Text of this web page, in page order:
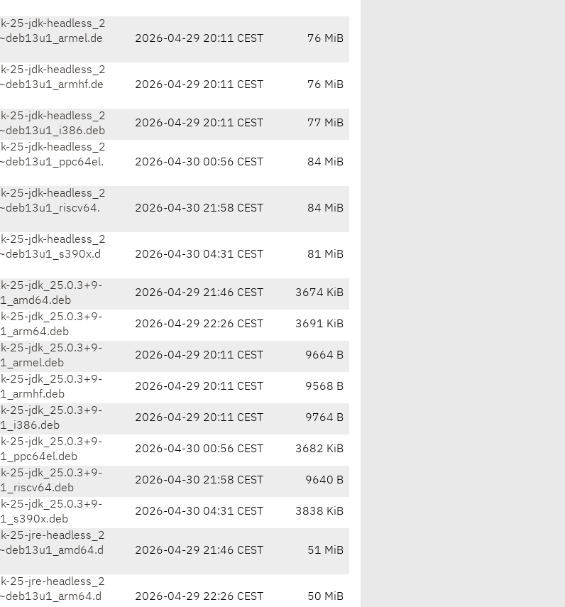
25-jdk-headless_2
2026-04-29 20:11 CEST 76 MiB
25-jdk-headless_2
2026-04-29 20:11 CEST 76 MiB
25-jdk-headless_2
2026-04-29 20:11 CEST 77 MiB
25-jdk-headless_2
2026-04-30 00:56 CEST 84 MiB
25-jdk-headless_2
2026-04-30 21:58 CEST 84 MiB
25-jdk-headless_2
2026-04-30 04:31 CEST 81 MiB
25-jdk_25.0.3+9-
2026-04-29 21:46 CEST 3674 KiB
25-jdk_25.0.3+9-
2026-04-29 22:26 CEST 3691 KiB
25-jdk_25.0.3+9-
2026-04-29 20:11 CEST 9664 B
25-jdk_25.0.3+9-
2026-04-29 20:11 CEST 9568 B
25-jdk_25.0.3+9-
2026-04-29 20:11 CEST 9764 B
25-jdk_25.0.3+9-
2026-04-30 00:56 CEST 3682 KiB
25-jdk_25.0.3+9-
2026-04-30 21:58 CEST 9640 B
25-jdk_25.0.3+9-
2026-04-30 04:31 CEST 3838 KiB
25-jre-headless_2
2026-04-29 21:46 CEST 51 MiB
25-jre-headless_2
2026-04-29 22:26 CEST 50 MiB